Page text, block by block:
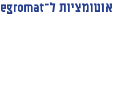
אוטומציות ל־Make / Integromat